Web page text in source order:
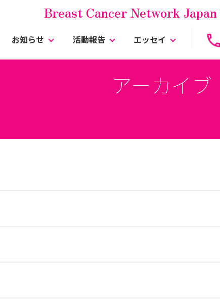
Breast Cancer Network Japan
お知らせ 活動報告 エッセイ
アーカイブ